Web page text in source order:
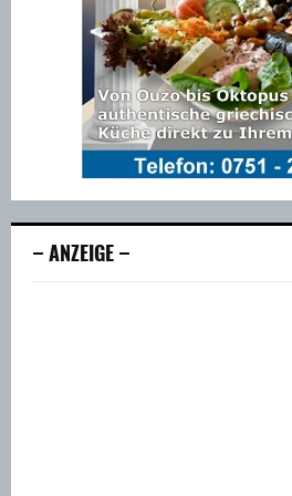
– ANZEIGE –